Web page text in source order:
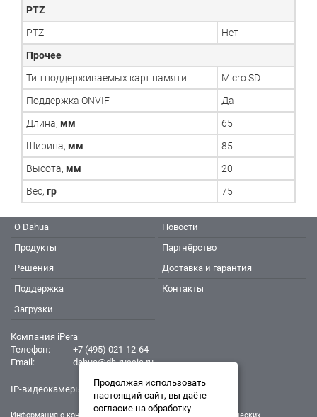
PTZ
PTZ
Нет
Прочее
Тип поддерживаемых карт памяти
Micro SD
Поддержка ONVIF
Да
Длина, мм
65
Ширина, мм
85
Высота, мм
20
Вес, гр 75
О Dahua
Продукты
Решения
Поддержка
Загрузки
Новости
Партнёрство
Доставка и гарантия
Контакты
Компания iPera
Телефон:
+7 (495) 021-12-64
Email:
dahua@dh-russia.ru
IP-видеокамеры Dahua - Дахуа
Продолжая использовать
настоящий сайт, вы даёте
согласие на обработку